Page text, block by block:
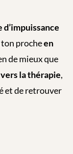
procheen
de mieux que
la thérapie,
et de retrouver